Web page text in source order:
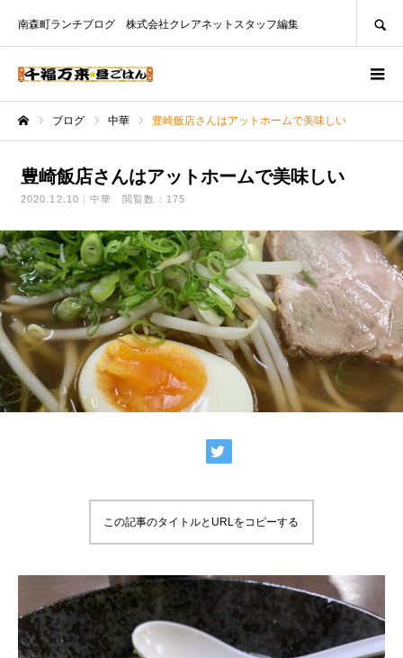
南森町ランチブログ 株式会社クレアネットスタッフ編集
ブログ 中華 豊崎飯店さんはアットホームで美味しい
豊崎飯店さんはアットホームで美味しい
2020.12.10 中華 閲覧数：175
この記事のタイトルとURLをコピーする